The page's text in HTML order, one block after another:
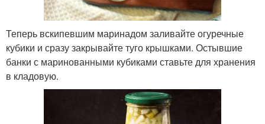
Теперь вскипевшим маринадом заливайте огуречные
кубики и сразу закрывайте туго крышками. Остывшие
банки с маринованными кубиками ставьте для хранения
в кладовую.